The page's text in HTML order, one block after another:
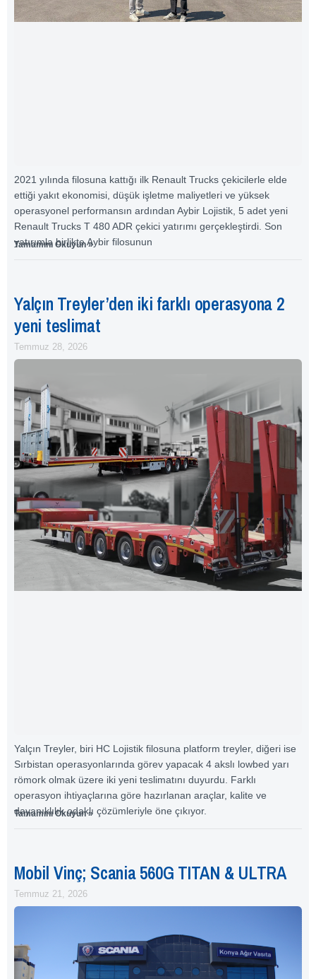
2021 yılında filosuna kattığı ilk Renault Trucks çekicilerle elde
ettiği yakıt ekonomisi, düşük işletme maliyetleri ve yüksek
operasyonel performansın ardından Aybir Lojistik, 5 adet yeni
Renault Trucks T 480 ADR çekici yatırımı gerçekleştirdi. Son
yatırımla birlikte Aybir filosunun
Tamamını Okuyun »
Yalçın Treyler’den iki farklı operasyona 2
yeni teslimat
Temmuz 28, 2026
Yalçın Treyler, biri HC Lojistik filosuna platform treyler, diğeri ise
Sırbistan operasyonlarında görev yapacak 4 akslı lowbed yarı
römork olmak üzere iki yeni teslimatını duyurdu. Farklı
operasyon ihtiyaçlarına göre hazırlanan araçlar, kalite ve
dayanıklılık odaklı çözümleriyle öne çıkıyor.
Tamamını Okuyun »
Mobil Vinç; Scania 560G TITAN & ULTRA
Temmuz 21, 2026